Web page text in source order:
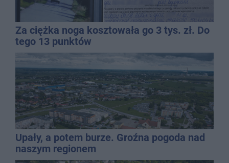
Za ciężka noga kosztowała go 3 tys. zł. Do
tego 13 punktów
Upały, a potem burze. Groźna pogoda nad
naszym regionem